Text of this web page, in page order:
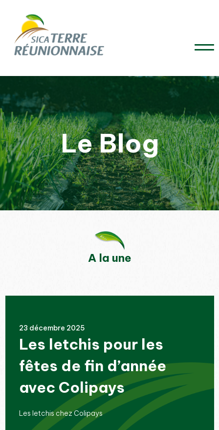
Le Blog
A la une
23 décembre 2025
Les letchis pour les
fêtes de fin d’année
avec Colipays
Les letchis chez Colipays